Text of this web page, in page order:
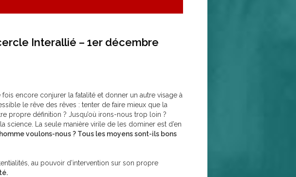
Interallié – 1er décembre
encore conjurer la fatalité et donner un autre visage à
le rêve des rêves : tenter de faire mieux que la
propre définition ? Jusqu’où irons-nous trop loin ?
La seule manière virile de les dominer est d’en
voulons-nous ? Tous les moyens sont-ils bons
au pouvoir d’intervention sur son propre